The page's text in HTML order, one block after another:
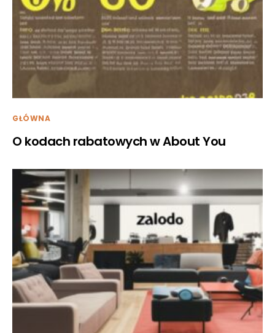
GŁÓWNA
O kodach rabatowych w About You